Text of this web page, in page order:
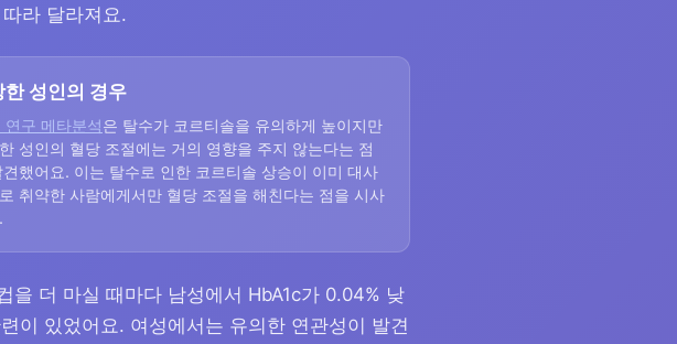
라 달라져요.
한 성인의 경우
연구 메타분석은 탈수가 코르티솔을 유의하게 높이지만
성인의 혈당 조절에는 거의 영향을 주지 않는다는 점
견했어요. 이는 탈수로 인한 코르티솔 상승이 이미 대사
취약한 사람에게서만 혈당 조절을 해친다는 점을 시사
을 더 마실 때마다 남성에서 HbA1c가 0.04% 낮
이 있었어요. 여성에서는 유의한 연관성이 발견